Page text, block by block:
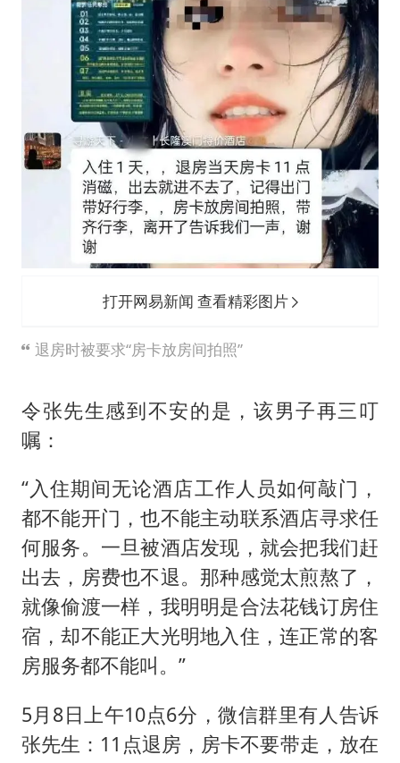
打开网易新闻 查看精彩图片
退房时被要求“房卡放房间拍照”
令张先生感到不安的是，该男子再三叮
嘱：
“入住期间无论酒店工作人员如何敲门，
都不能开门，也不能主动联系酒店寻求任
何服务。一旦被酒店发现，就会把我们赶
出去，房费也不退。那种感觉太煎熬了，
就像偷渡一样，我明明是合法花钱订房住
宿，却不能正大光明地入住，连正常的客
房服务都不能叫。”
5月8日上午10点6分，微信群里有人告诉
张先生：11点退房，房卡不要带走，放在